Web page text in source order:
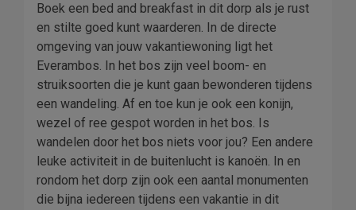
Boek een bed and breakfast in dit dorp als je rust
en stilte goed kunt waarderen. In de directe
omgeving van jouw vakantiewoning ligt het
Everambos. In het bos zijn veel boom- en
struiksoorten die je kunt gaan bewonderen tijdens
een wandeling. Af en toe kun je ook een konijn,
wezel of ree gespot worden in het bos. Is
wandelen door het bos niets voor jou? Een andere
leuke activiteit in de buitenlucht is kanoën. In en
rondom het dorp zijn ook een aantal monumenten
die bijna iedereen tijdens een vakantie in dit